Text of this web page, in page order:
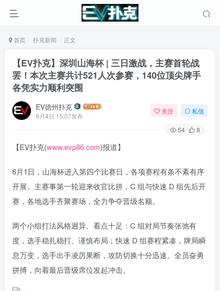
首页 扑克新闻 正文
【EV扑克】深圳山海杯 | 三日激战，主赛首轮战
罢！本次主赛共计521人次参赛，140位顶尖牌手
各凭实力顺利突围
EV德州扑克
6月4日 15:07发布
关注 私信
54 8
【EV扑克(www.evp86.com)报道】
6月1日，山海杯进入第四个比赛日，各项赛程有条不紊有序
开展。主赛事第一轮迎来收官比拼，C 组与快速 D 组先后开
赛，各地选手齐聚赛场，全力争夺晋级名额。
两个小组打法风格迥异、看点十足：C 组对局节奏张弛有
度，选手稳扎稳打、谨慎布局；快速 D 组赛程紧凑，牌局瞬
息万变，选手出手凌厉果断，攻防切换十分迅速。全员奋勇
拼搏，向着最后晋级席位发起冲击。